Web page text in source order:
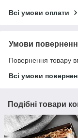
Всі умови оплати
Умови
Повернення товару
Всі умови
Подібні товари